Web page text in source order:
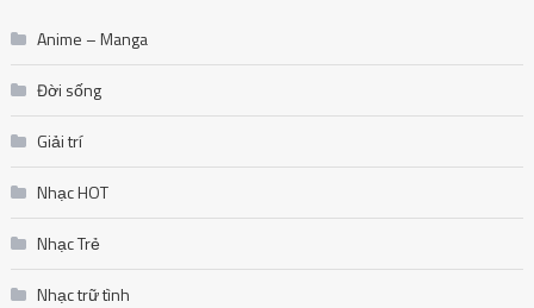
Anime – Manga
Đời sống
Giải trí
Nhạc HOT
Nhạc Trẻ
Nhạc trữ tình